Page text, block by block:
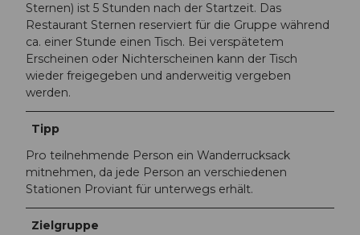
Sternen) ist 5 Stunden nach der Startzeit. Das
Restaurant Sternen reserviert für die Gruppe während
ca. einer Stunde einen Tisch. Bei verspätetem
Erscheinen oder Nichterscheinen kann der Tisch
wieder freigegeben und anderweitig vergeben
werden.
Tipp
Pro teilnehmende Person ein Wanderrucksack
mitnehmen, da jede Person an verschiedenen
Stationen Proviant für unterwegs erhält.
Zielgruppe